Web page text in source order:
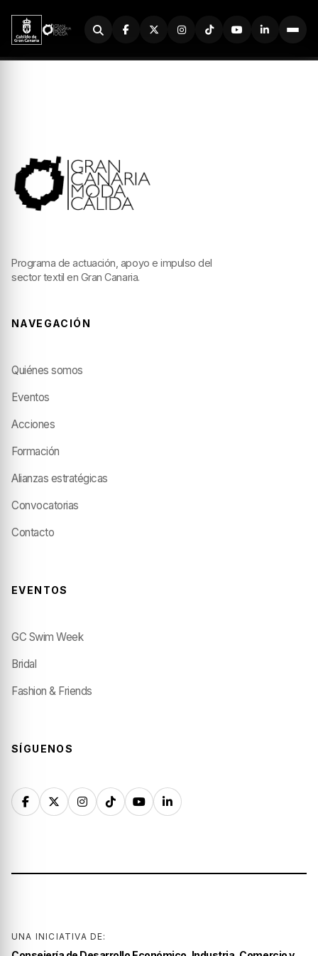
Buscador
Programa de actuación, apoyo e impulso del
sector textil en Gran Canaria.
NAVEGACIÓN
Quiénes somos
Eventos
Acciones
Formación
Alianzas estratégicas
Convocatorias
Contacto
EVENTOS
GC Swim Week
Bridal
Fashion & Friends
SÍGUENOS
UNA INICIATIVA DE: